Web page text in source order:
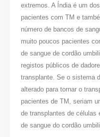
extremos. A Índia é um
pacientes com TM e
número de bancos de
muito poucos pacientes
de sangue de cordão
registos públicos de
transplante. Se o sistema
alterado para tornar o
pacientes de TM, seriam
de transplantes de células
de sangue do cordão